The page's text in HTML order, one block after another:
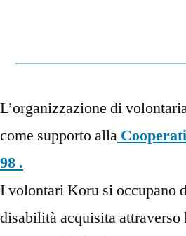
L’organizzazione di
come supporto alla
98 .
I volontari Koru si occupano
disabilità acquisita